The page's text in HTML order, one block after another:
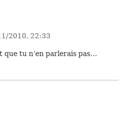
2010, 22:33
que tu n’en parlerais pas…